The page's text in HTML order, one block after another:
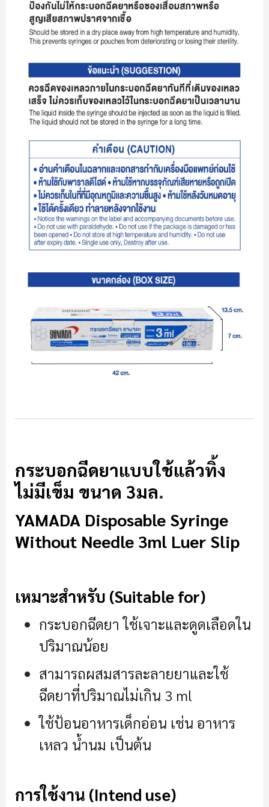
กระบอกฉีดยาแบบใช้แล้วทิ้ง
ไม่มีเข็ม ขนาด 3มล.
YAMADA Disposable Syringe
Without Needle 3ml Luer Slip
เหมาะสำหรับ (Suitable for)
กระบอกฉีดยา ใช้เจาะและดูดเลือดใน
ปริมาณน้อย
สามารถผสมสารละลายยาและใช้
ฉีดยาที่ปริมาณไม่เกิน 3 ml
ใช้ป้อนอาหารเด็กอ่อน เช่น อาหาร
เหลว น้ำนม เป็นต้น
การใช้งาน (Intend use)